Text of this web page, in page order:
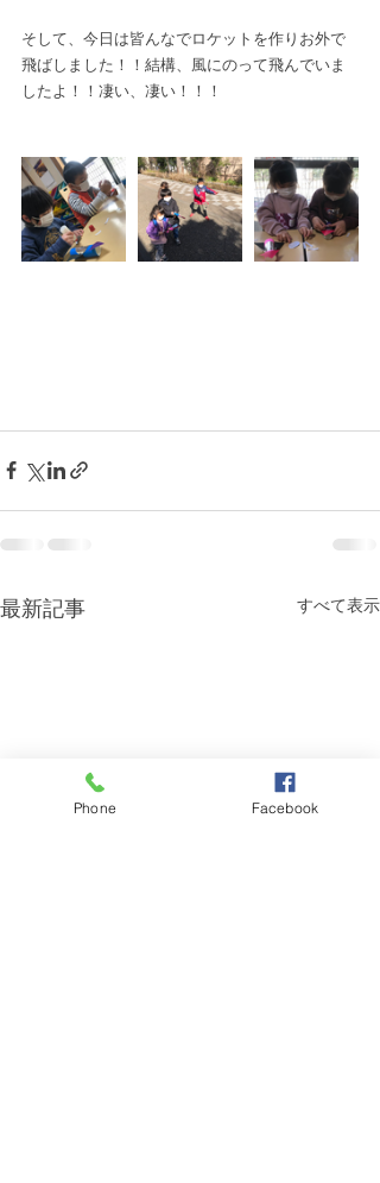
そして、今日は皆んなでロケットを作りお外で
飛ばしました！！結構、風にのって飛んでいま
したよ！！凄い、凄い！！！
最新記事 すべて表示
Phone Facebook